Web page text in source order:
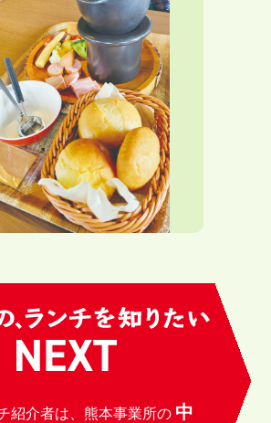
紹介者は、熊本事業所の 中